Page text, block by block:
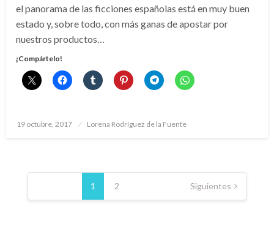
el panorama de las ficciones españolas está en muy buen
estado y, sobre todo, con más ganas de apostar por
nuestros productos…
¡Compártelo!
Publicado
19 octubre, 2017 Lorena Rodríguez de la Fuente
Paginación
entradas
1 2 Siguientes